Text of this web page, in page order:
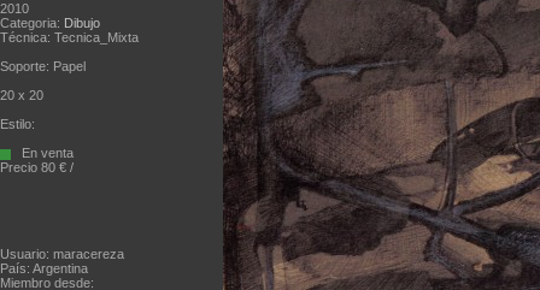
2010
Categoria: Dibujo
Técnica: Tecnica_Mixta
Soporte: Papel
20 x 20
Estilo:
En venta
Precio 80 € /
Usuario: maracereza
País: Argentina
Miembro desde: